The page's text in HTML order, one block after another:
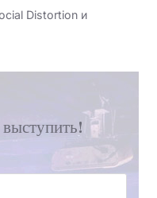
Distortion и